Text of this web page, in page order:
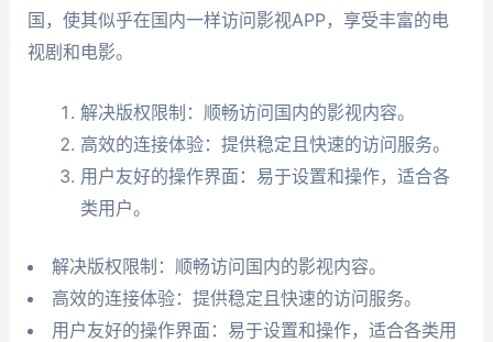
国，使其似乎在国内一样访问影视APP，享受丰富的电
视剧和电影。
解决版权限制：顺畅访问国内的影视内容。
高效的连接体验：提供稳定且快速的访问服务。
用户友好的操作界面：易于设置和操作，适合各
类用户。
解决版权限制：顺畅访问国内的影视内容。
高效的连接体验：提供稳定且快速的访问服务。
用户友好的操作界面：易于设置和操作，适合各类用